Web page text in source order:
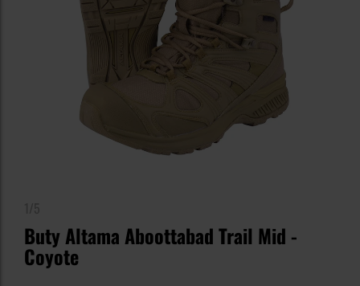
Buty Altama Aboottabad Trail Mid -
Coyote